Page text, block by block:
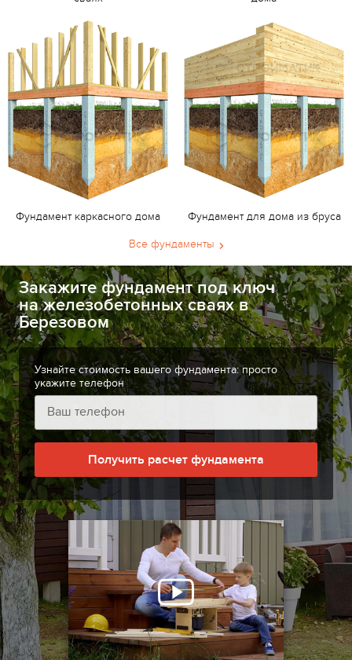
Фундамент каркасного дома Фундамент для дома из бруса
Все фундаменты
Закажите фундамент под ключ
на железобетонных сваях в
Березовом
Узнайте стоимость вашего фундамента: просто
укажите телефон
Получить расчет фундамента